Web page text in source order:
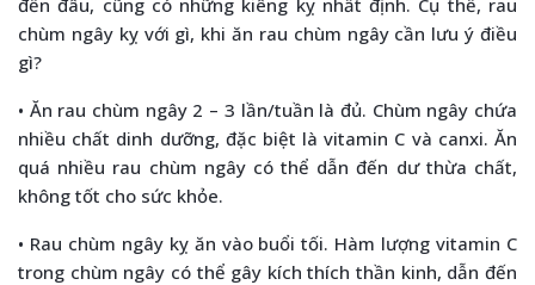
chùm ngây kỵ với gì, khi ăn rau chùm ngây cần lưu ý điều
gì?
• Ăn rau chùm ngây 2 – 3 lần/tuần là đủ. Chùm ngây chứa
nhiều chất dinh dưỡng, đặc biệt là vitamin C và canxi. Ăn
quá nhiều rau chùm ngây có thể dẫn đến dư thừa chất,
không tốt cho sức khỏe.
• Rau chùm ngây kỵ ăn vào buổi tối. Hàm lượng vitamin C
trong chùm ngây có thể gây kích thích thần kinh, dẫn đến